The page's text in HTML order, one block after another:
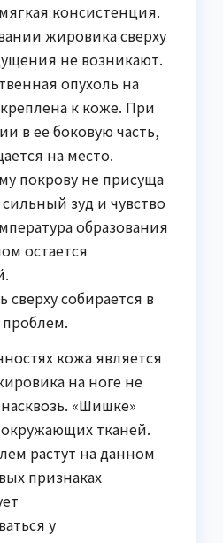
консистенция.
жировика сверху
не возникают.
опухоль на
к коже. При
в ее боковую часть,
на место.
покрову не присуща
зуд и чувство
образования
остается
сверху собирается в
проблем.
кожа является
на ноге не
«Шишке»
тканей.
растут на данном
признаках
у